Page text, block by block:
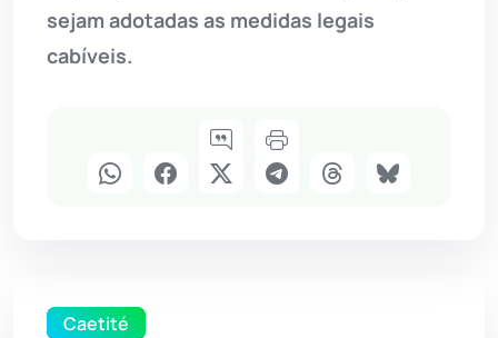
sejam adotadas as medidas legais
cabíveis.
Caetité